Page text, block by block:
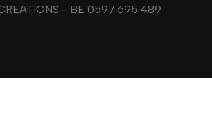
- BE 0597.695.489